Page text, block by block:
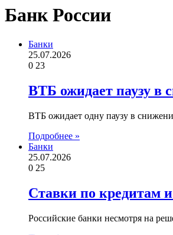
Банк России
Банки
25.07.2026
0 23
ВТБ ожидает паузу в
ВТБ ожидает одну паузу в
Подробнее »
Банки
25.07.2026
0 25
Ставки по кредитам
Российские банки несмотря на